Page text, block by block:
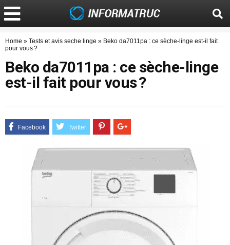
Home » Tests et avis seche linge » Beko da7011pa : ce sèche-linge est-il fait
pour vous ?
Beko da7011pa : ce sèche-linge
est-il fait pour vous ?